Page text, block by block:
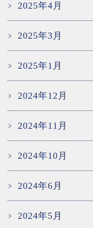
2025年4月
2025年3月
2025年1月
2024年12月
2024年11月
2024年10月
2024年6月
2024年5月